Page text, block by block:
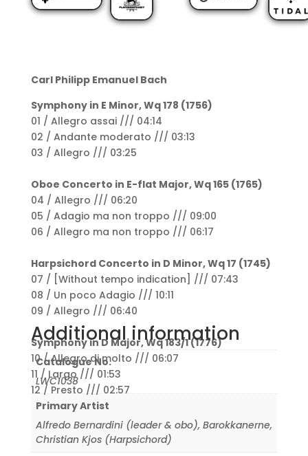
Carl Philipp EmanuelBach
Symphony in E Minor, Wq 178 (1756)
01 / Allegro assai /// 04:14
02 / Andante moderato /// 03:13
03 / Allegro /// 03:25
Oboe Concerto in E-flat Major, Wq 165 (1765)
04 / Allegro /// 06:20
05 / Adagio ma non troppo /// 09:00
06 / Allegro ma non troppo /// 06:17
Harpsichord Concerto in D Minor, Wq 17 (1745)
07 / [Without tempo indication] /// 07:43
08 / Un poco Adagio /// 10:11
09 / Allegro /// 06:40
Symphony in D Major, Wq 183/1 (1776)
10 / Allegro di molto /// 06:07
11 / Largo /// 01:53
12 / Presto /// 02:57
Additional information
Catalogue No.
LWC1038
Primary Artist
Alfredo Bernardini (leader & obo), Barokkanerne,
Christian Kjos (Harpsichord)